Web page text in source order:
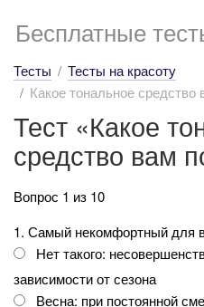
Бесплатные
Тесты
Тесты на красоту
Какое тональное средство
Тест «Какое
средство вам
Вопрос 1 из 10
1. Самый некомфортный для
Нет такого:
зависимости от сезона
Весна: при постоянной